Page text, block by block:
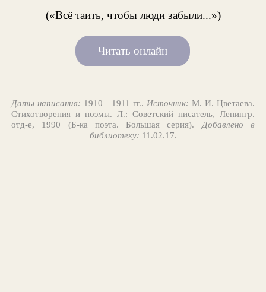
(«Всё таить, чтобы люди забыли...»)
Читать онлайн
Даты написания: 1910—1911 гг.. Источник: М. И. Цветаева.
Стихотворения и поэмы. Л.: Советский писатель, Ленингр.
отд-е, 1990 (Б-ка поэта. Большая серия). Добавлено в
библиотеку: 11.02.17.